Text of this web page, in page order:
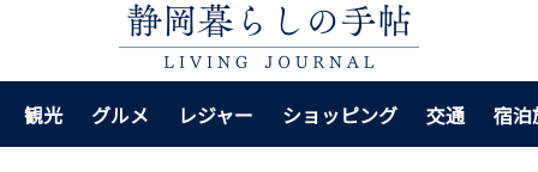
観光 グルメ レジャー ショッピング 交通 宿泊